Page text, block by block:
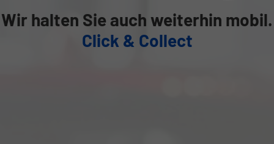
Wir halten Sie auch weiterhin mobil.
Click & Collect